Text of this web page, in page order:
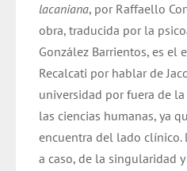
lacaniana, por Raffaello
obra, traducida por la
González Barrientos, es el
Recalcati por hablar de
universidad por fuera de
las ciencias humanas, ya
encuentra del lado clínico.
a caso, de la singularidad